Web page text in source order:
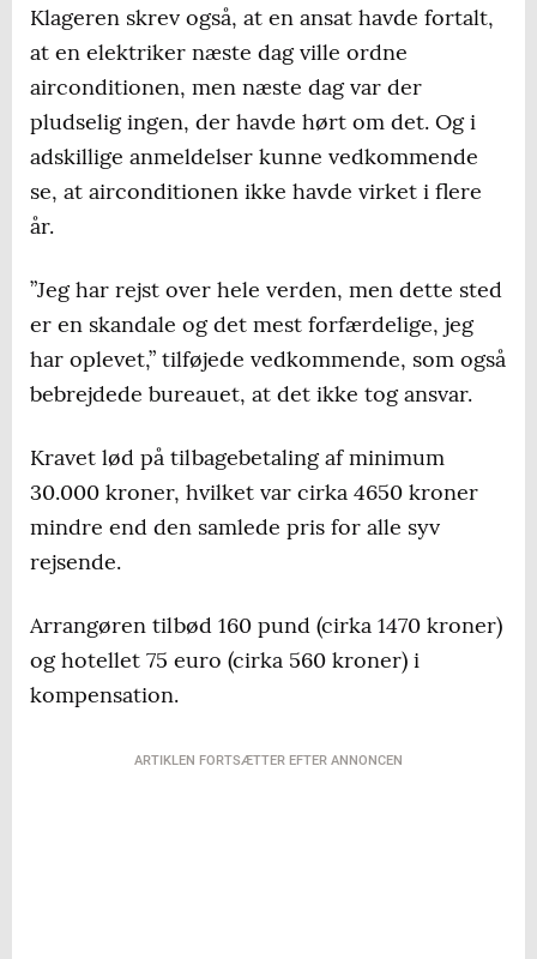
Klageren skrev også, at en ansat havde fortalt,
at en elektriker næste dag ville ordne
airconditionen, men næste dag var der
pludselig ingen, der havde hørt om det. Og i
adskillige anmeldelser kunne vedkommende
se, at airconditionen ikke havde virket i flere
år.
”Jeg har rejst over hele verden, men dette sted
er en skandale og det mest forfærdelige, jeg
har oplevet,” tilføjede vedkommende, som også
bebrejdede bureauet, at det ikke tog ansvar.
Kravet lød på tilbagebetaling af minimum
30.000 kroner, hvilket var cirka 4650 kroner
mindre end den samlede pris for alle syv
rejsende.
Arrangøren tilbød 160 pund (cirka 1470 kroner)
og hotellet 75 euro (cirka 560 kroner) i
kompensation.
ARTIKLEN FORTSÆTTER EFTER ANNONCEN